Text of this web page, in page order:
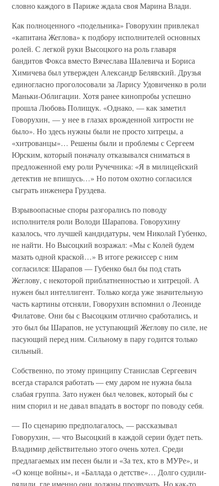
словно каждого в Париже ждала своя Марина Влади.
Как полноценного «подельника» Говорухин привлекал
«капитана Жеглова» к подбору исполнителей основных
ролей. С легкой руки Высоцкого на роль главаря
бандитов Фокса вместо Вячеслава Шалевича и Бориса
Химичева был утвержден Александр Белявский. Друзья
единогласно проголосовали за Ларису Удовиченко в роли
Маньки-Облигации. Хотя ранее кинопробы успешно
прошла Любовь Полищук. «Однако, — как заметил
Говорухин, — у нее в глазах врожденной хитрости не
было». Но здесь нужны были не просто хитрецы, а
«хитрованцы»… Решены были и проблемы с Сергеем
Юрским, который поначалу отказывался сниматься в
предложенной ему роли Ручечника: «Я в милицейский
детектив не впишусь…» Но потом охотно согласился
сыграть инженера Груздева.
Взрывоопасные споры разгорались по поводу
исполнителя роли Володи Шарапова. Говорухину
казалось, что лучшей кандидатуры, чем Николай Губенко,
не найти. Но Высоцкий возражал: «Мы с Колей будем
мазать одной краской…» В итоге режиссер с ним
согласился: Шарапов — Губенко был бы под стать
Жеглову, с некоторой приблатненностью и хитрецой. А
нужен был интеллигент. Только когда уже значительную
часть картины отсняли, Говорухин вспомнил о Леониде
Филатове. Они бы с Высоцким отлично сработались, и
это был бы Шарапов, не уступающий Жеглову по силе, не
пасующий перед ним. Сильному в пару годится только
сильный.
Собственно, по этому принципу Станислав Сергеевич
всегда старался работать — ему даром не нужна была
слабая группа. Зато нужен был человек, который бы с
ним спорил и не давал впадать в восторг по поводу себя.
— По сценарию предполагалось, — рассказывал
Говорухин, — что Высоцкий в каждой серии будет петь.
Владимир действительно этого очень хотел. Среди
предлагаемых им песен были и «За тех, кто в МУРе», и
«О конце войны», и «Баллада о детстве»… Долго судили-
рядили, где именно они должны прозвучать. Но как-то